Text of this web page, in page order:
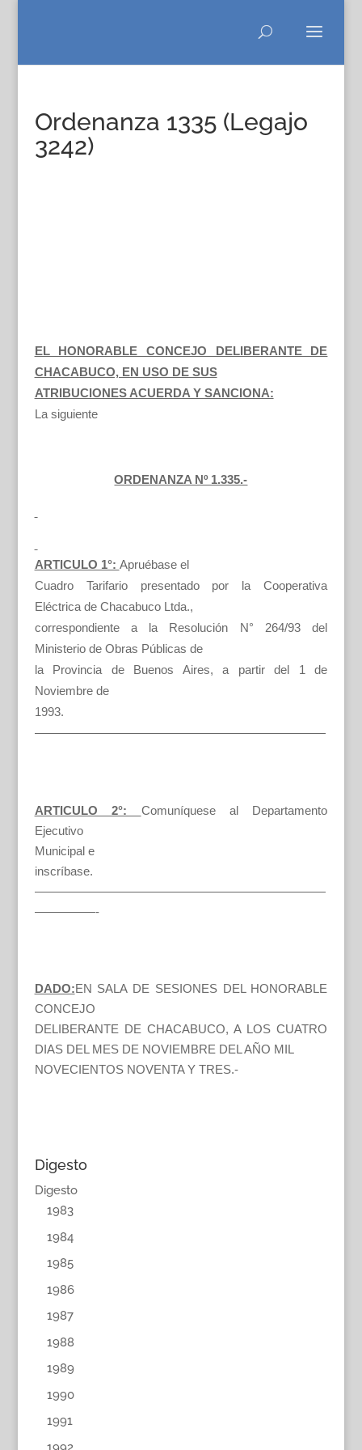
Ordenanza 1335 (Legajo
3242)
EL HONORABLE CONCEJO DELIBERANTE DE
CHACABUCO, EN USO DE SUS
ATRIBUCIONES ACUERDA Y SANCIONA:
La siguiente
ORDENANZA Nº 1.335.-
ARTICULO 1°: Apruébase el
Cuadro Tarifario presentado por la Cooperativa
Eléctrica de Chacabuco Ltda.,
correspondiente a la Resolución N° 264/93 del
Ministerio de Obras Públicas de
la Provincia de Buenos Aires, a partir del 1 de
Noviembre de
1993.
————————————————————————
ARTICULO 2°: Comuníquese al Departamento
Ejecutivo
Municipal e
inscríbase.
————————————————————————
—————-
DADO:EN SALA DE SESIONES DEL HONORABLE
CONCEJO
DELIBERANTE DE CHACABUCO, A LOS CUATRO
DIAS DEL MES DE NOVIEMBRE DEL AÑO MIL
NOVECIENTOS NOVENTA Y TRES.-
Digesto
Digesto
1983
1984
1985
1986
1987
1988
1989
1990
1991